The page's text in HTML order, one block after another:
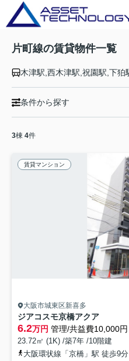
片町線の賃貸物件一覧
条件から探す
3棟 4件
賃貸マンション
大阪市城東区新喜多
ジアコスモ京橋アクア
6.2万円 管理/共益費10,000円
23.72㎡ (1K) /築7年 /10階建
大阪環状線「京橋」駅 徒歩9分